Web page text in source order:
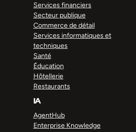
Services financiers
Secteur publique
Commerce de détail
Services informatiques et
techniques
Santé
Éducation
Hôtellerie
Restaurants
IA
AgentHub
Enterprise Knowledge